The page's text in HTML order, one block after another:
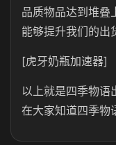
品质物品达到堆叠
能够提升我们的出
[虎牙奶瓶加速器]
以上就是四季物语
在大家知道四季物